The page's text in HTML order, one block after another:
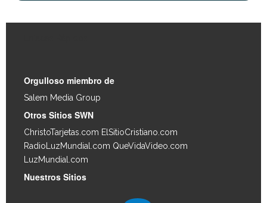
Orgulloso miembro de
Salem Media Group
Otros Sitios SWN
ChristoTarjetas.com ElSitioCristiano.com
RadioLuzMundial.com QueVidaVideo.com
LuzMundial.com
Nuestros Sitios